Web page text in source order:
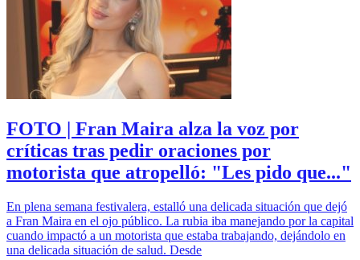
FOTO | Fran Maira alza la voz por
críticas tras pedir oraciones por
motorista que atropelló: "Les pido que..."
En plena semana festivalera, estalló una delicada situación que dejó
a Fran Maira en el ojo público. La rubia iba manejando por la capital
cuando impactó a un motorista que estaba trabajando, dejándolo en
una delicada situación de salud. Desde